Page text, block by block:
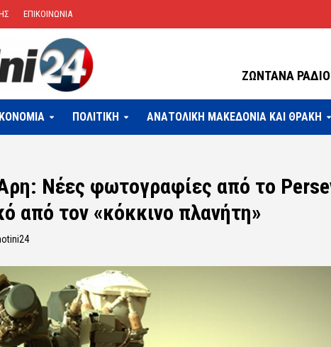
ΕΠΙΚΟΙΝΩΝΙΑ
ΖΩΝΤΑΝΑ
ΠΟΛΙΤΙΚΗ ΑΝΑΤΟΛΙΚΗ ΜΑΚΕΔΟΝΙΑ ΚΑΙ ΘΡΑΚΗ
Νέες φωτογραφίες από το
από τον «κόκκινο πλανήτη»